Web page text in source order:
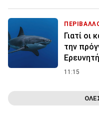
Γιατί οι
την
11:15